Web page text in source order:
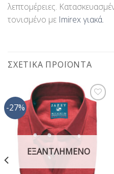
λεπτομέρειες.
τονισμένο με Imirex γιακά.
ΣΧΕΤΙΚΆ ΠΡΟΪΌΝΤΑ
-27%
Προσθήκη
στη Λίστα
Επιθυμίας
ΕΞΑΝΤΛΗΜΈΝΟ